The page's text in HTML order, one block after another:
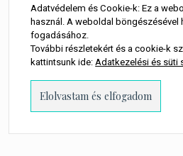
Cukormentes és
lisztmentes
LEGOLCSÓBB:8 300Ft
Adatvédelem és Cookie-k: Ez a
használ. A weboldal
fogadásához.
További részletekért és a cookie-k
kattintsunk ide:Adatkezelési és süti